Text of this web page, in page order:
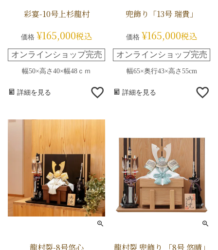
彩宴-10号上杉龍村
価格 ¥165,000税込
オンラインショップ完売
幅50×高さ40×幅48ｃｍ
詳細を見る
兜飾り「13号 瑞貴」
価格 ¥165,000税込
オンラインショップ完売
幅65×奥行43×高さ55cm
詳細を見る
龍村裂-8号悠心 龍村裂 兜飾り 「8号 悠晴」